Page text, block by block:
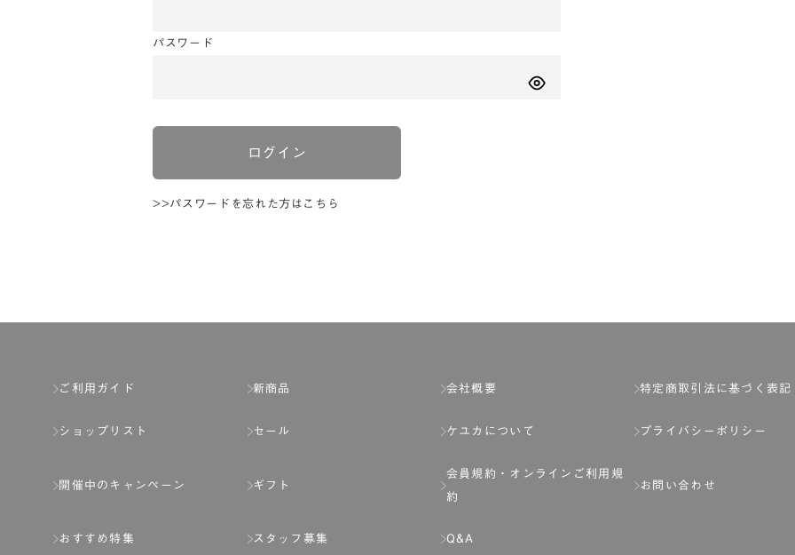
パスワード
ログイン
>>パスワードを忘れた方はこちら
ご利用ガイド
ショップリスト
開催中のキャンペーン
おすすめ特集
新商品
セール
ギフト
スタッフ募集
会社概要
ケユカについて
会員規約・
オンラインご利用規
約
Q&A
特定商取引法に基づく表記
プライバシーポリシー
お問い合わせ